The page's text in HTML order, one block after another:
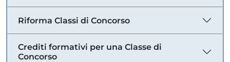
Riforma Classi di Concorso
Crediti formativi per una Classe di
Concorso